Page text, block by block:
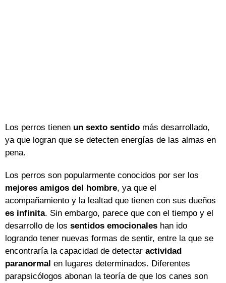
Los perros tienen un sexto sentido más desarrollado,
ya que logran que se detecten energías de las almas en
pena.
Los perros son popularmente conocidos por ser los
mejores amigos del hombre, ya que el
acompañamiento y la lealtad que tienen con sus dueños
es infinita. Sin embargo, parece que con el tiempo y el
desarrollo de los sentidos emocionales han ido
logrando tener nuevas formas de sentir, entre la que se
encontraría la capacidad de detectar actividad
paranormal en lugares determinados. Diferentes
parapsicólogos abonan la teoría de que los canes son